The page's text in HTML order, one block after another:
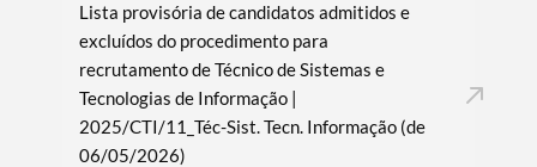
Lista provisória de candidatos admitidos e
excluídos do procedimento para
recrutamento de Técnico de Sistemas e
Tecnologias de Informação |
2025/CTI/11_Téc-Sist. Tecn. Informação (de
06/05/2026)